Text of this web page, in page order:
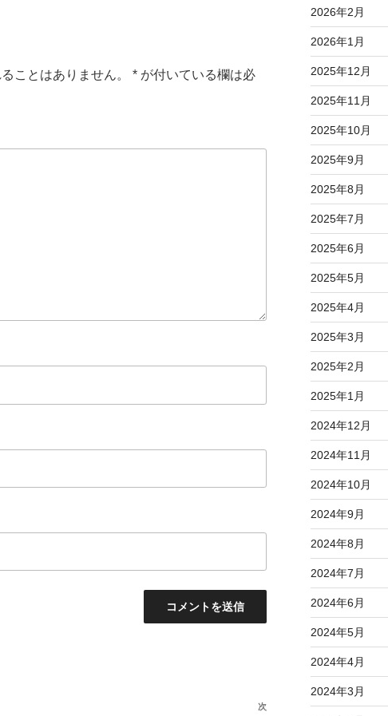
ことはありません。 * が付いている欄は必
次
2026年2月
2026年1月
2025年12月
2025年11月
2025年10月
2025年9月
2025年8月
2025年7月
2025年6月
2025年5月
2025年4月
2025年3月
2025年2月
2025年1月
2024年12月
2024年11月
2024年10月
2024年9月
2024年8月
2024年7月
2024年6月
2024年5月
2024年4月
2024年3月